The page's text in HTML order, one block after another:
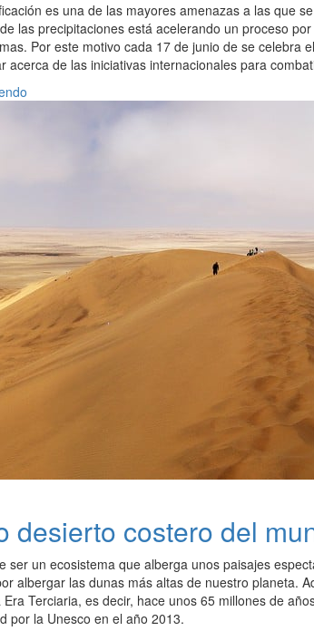
es una de las mayores amenazas a las que
las precipitaciones está acelerando un proceso
Por este motivo cada 17 de junio de se celebra el
acerca de las iniciativas internacionales para
desierto costero del
ser un ecosistema que alberga unos paisajes
albergar las dunas más altas de nuestro planeta.
Era Terciaria, es decir, hace unos 65 millones de
por la Unesco en el año 2013.